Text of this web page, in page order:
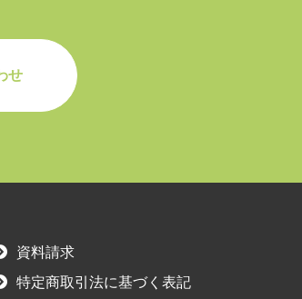
せ
資料請求
特定商取引法に基づく表記